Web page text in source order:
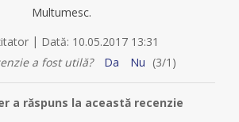
Multumesc.
| Dată: 10.05.2017 13:31
a fost utilă?
Da Nu (3/1 )
a răspuns la această recenzie